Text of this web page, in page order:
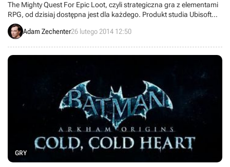
The Mighty Quest For Epic Loot, czyli strategiczna gra z elementami
RPG, od dzisiaj dostępna jest dla każdego. Produkt studia Ubisoft
Montreal, oparty na modelu free-to-play (z mikropłatnościami),
wszedł bowiem w fazę otwartej bety. Premierę pełnej wersji
Adam Zechenter26 lutego 2014 12:50
GRY